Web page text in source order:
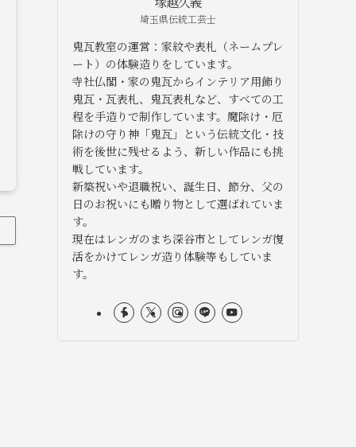
埼玉県伝統工芸士
鬼瓦教室の運営：家紋や表札（ネームプレ
ート）の体験造りをしています。
寺社仏閣・家の鬼瓦からインテリア用飾り
鬼瓦・瓦表札、鬼瓦表札など、すべての工
程を手造りで制作しています。魔除け・厄
除けの守り神「鬼瓦」という伝統文化・技
術を後世に残せるよう、新しい作品にも挑
戦しています。
新築祝いや退職祝い、誕生日、節分、父の
日のお祝いにも贈り物として選ばれていま
す。
現在はレンガのまち深谷市としてレンガ復
活をかけてレンガ造り体験等もしていま
す。